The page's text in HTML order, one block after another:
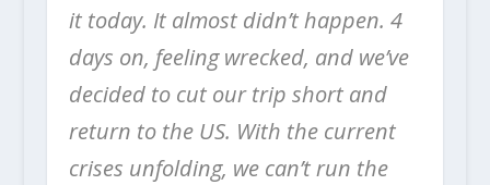
it today. It almost didn’t happen. 4
days on, feeling wrecked, and we’ve
decided to cut our trip short and
return to the US. With the current
crises unfolding, we can’t run the